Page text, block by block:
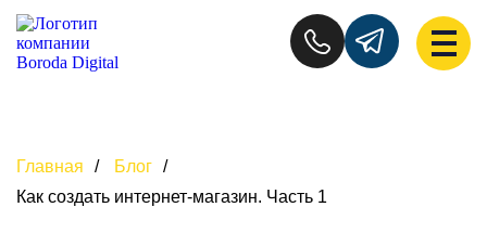
Главная / Блог /
Как создать интернет-магазин. Часть 1